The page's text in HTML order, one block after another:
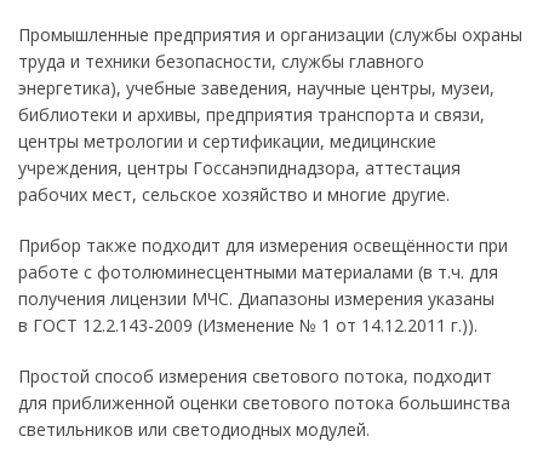
Промышленные предприятия и организации (службы охраны
труда и техники безопасности, службы главного
энергетика), учебные заведения, научные центры, музеи,
библиотеки и архивы, предприятия транспорта и связи,
центры метрологии и сертификации, медицинские
учреждения, центры Госсанэпиднадзора, аттестация
рабочих мест, сельское хозяйство и многие другие.
Прибор также подходит для измерения освещённости при
работе с фотолюминесцентными материалами (в т.ч. для
получения лицензии МЧС. Диапазоны измерения указаны
в ГОСТ 12.2.143-2009 (Изменение № 1 от 14.12.2011 г.)).
Простой способ измерения светового потока, подходит
для приближенной оценки светового потока большинства
светильников или светодиодных модулей.